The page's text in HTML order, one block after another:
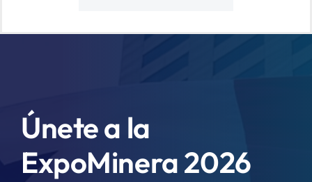
Únete a la
ExpoMinera 2026